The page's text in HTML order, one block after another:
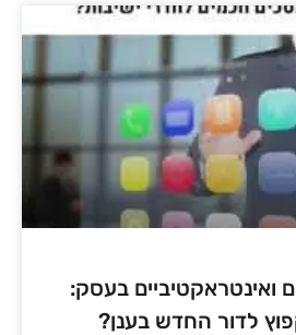
ואינטראקטיביים בעסק:
לדור החדש בענן?